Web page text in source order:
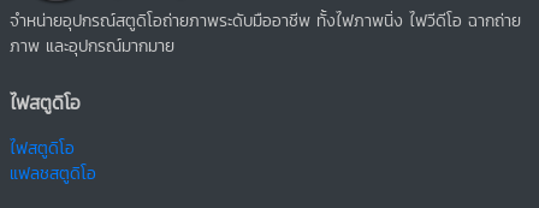
จำหน่ายอุปกรณ์สตูดิโอถ่ายภาพระดับมืออาชีพ ทั้งไฟภาพนิ่ง ไฟวีดีโอ ฉากถ่าย
ภาพ และอุปกรณ์มากมาย
ไฟสตูดิโอ
ไฟสตูดิโอ
แฟลชสตูดิโอ